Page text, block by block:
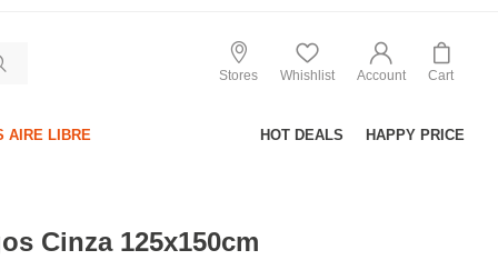
Stores Whishlist Account Cart
AIRE LIBRE HOT DEALS HAPPY PRICE
Cinza 125x150cm